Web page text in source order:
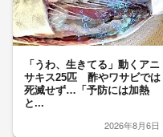
「うわ、生きてる」動くアニ
サキス25匹 酢やワサビでは
死滅せず…「予防には加熱
と...
2026年8月6日